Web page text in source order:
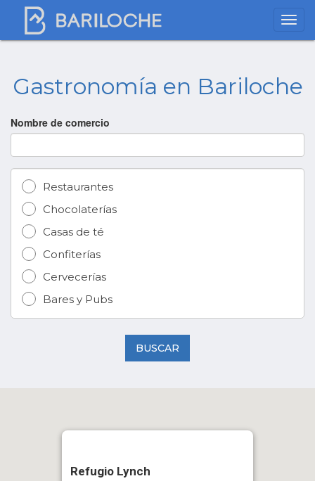
Gastronomía en Bariloche
Nombre de comercio
Restaurantes
Chocolaterías
Casas de té
Confiterías
Cervecerías
Bares y Pubs
BUSCAR
Refugio Lynch